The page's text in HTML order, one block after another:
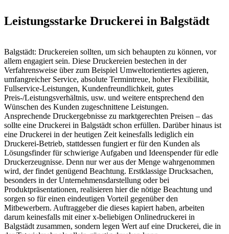
Leistungsstarke Druckerei in Balgstädt
Balgstädt: Druckereien sollten, um sich behaupten zu können, vor
allem engagiert sein. Diese Druckereien bestechen in der
Verfahrensweise über zum Beispiel Umweltorientiertes agieren,
umfangreicher Service, absolute Termintreue, hoher Flexibilität,
Fullservice-Leistungen, Kundenfreundlichkeit, gutes
Preis-/Leistungsverhältnis, usw. und weitere entsprechend den
Wünschen des Kunden zugeschnittene Leistungen.
Ansprechende Druckergebnisse zu marktgerechten Preisen – das
sollte eine Druckerei in Balgstädt schon erfüllen. Darüber hinaus ist
eine Druckerei in der heutigen Zeit keinesfalls lediglich ein
Druckerei-Betrieb, stattdessen fungiert er für den Kunden als
Lösungsfinder für schwierige Aufgaben und Ideenspender für edle
Druckerzeugnisse. Denn nur wer aus der Menge wahrgenommen
wird, der findet genügend Beachtung. Erstklassige Drucksachen,
besonders in der Unternehmensdarstellung oder bei
Produktpräsentationen, realisieren hier die nötige Beachtung und
sorgen so für einen eindeutigen Vorteil gegenüber den
Mitbewerbern. Auftraggeber die dieses kapiert haben, arbeiten
darum keinesfalls mit einer x-beliebigen Onlinedruckerei in
Balgstädt zusammen, sondern legen Wert auf eine Druckerei, die in